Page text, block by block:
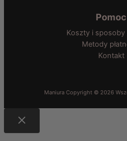
Pomoc
Koszty i
Metody
Kontakt